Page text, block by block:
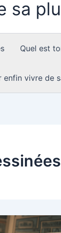
sa
Quel est
enfin vivre de